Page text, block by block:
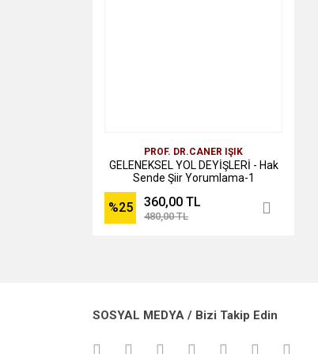
PROF. DR.CANER IŞIK
GELENEKSEL YOL DEYİŞLERİ - Hak
Sende Şiir Yorumlama-1
%25 360,00 TL
480,00 TL
SOSYAL MEDYA / Bizi Takip Edin